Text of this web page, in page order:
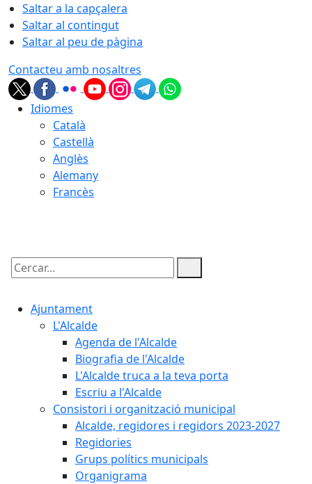
Saltar a la capçalera
Saltar al contingut
Saltar al peu de pàgina
Contacteu amb nosaltres
Idiomes
Català
Castellà
Anglès
Alemany
Francès
Cercar:
Ajuntament
L'Alcalde
Agenda de l'Alcalde
Biografia de l'Alcalde
L'Alcalde truca a la teva porta
Escriu a l'Alcalde
Consistori i organització municipal
Alcalde, regidores i regidors 2023-2027
Regidories
Grups polítics municipals
Organigrama